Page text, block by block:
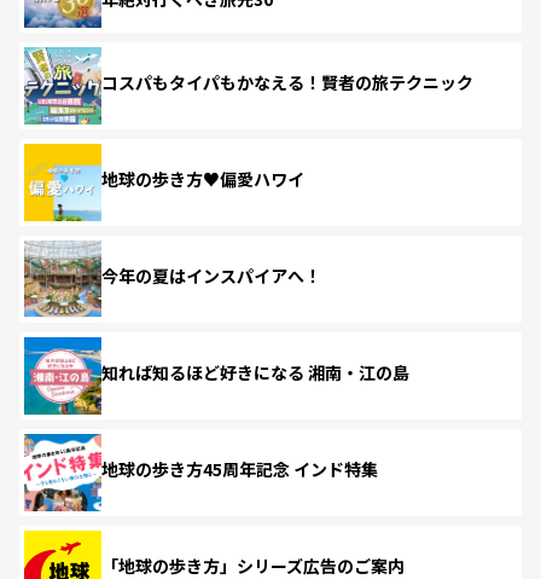
コスパもタイパもかなえる！賢者の旅テクニック
地球の歩き方♥偏愛ハワイ
今年の夏はインスパイアへ！
知れば知るほど好きになる 湘南・江の島
地球の歩き方45周年記念 インド特集
「地球の歩き方」シリーズ広告のご案内